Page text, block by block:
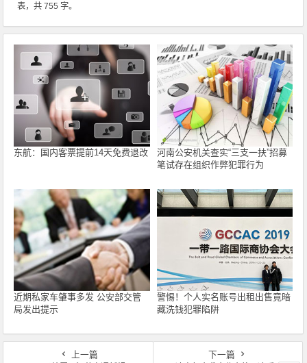
表，共 755 字。
东航：国内客票提前14天免费退改
河南公安机关查实“三支一扶”招募
笔试存在组织作弊犯罪行为
近期私家车肇事多发 公安部交管
局发出提示
警惕！个人实名账号出租出售竟暗
藏洗钱犯罪陷阱
上一篇
下一篇